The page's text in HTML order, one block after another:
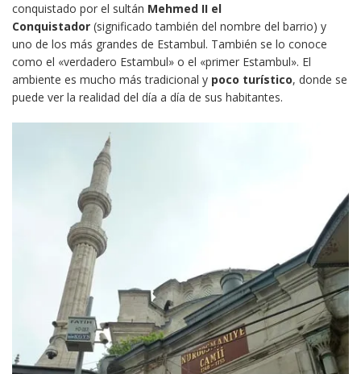
conquistado por el sultán Mehmed II el
Conquistador (significado también del nombre del barrio) y
uno de los más grandes de Estambul. También se lo conoce
como el «verdadero Estambul» o el «primer Estambul». El
ambiente es mucho más tradicional y poco turístico, donde se
puede ver la realidad del día a día de sus habitantes.